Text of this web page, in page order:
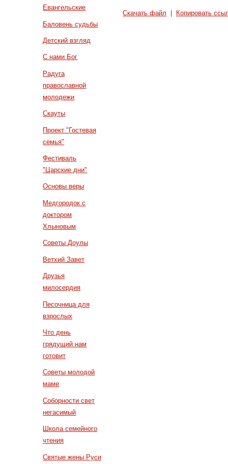
Евангельские
Баловень судьбы
Детский взгляд
С нами Бог
Радуга
православной
молодежи
Скауты
Проект "Гостевая
семья"
Фестиваль
"Царские дни"
Основы веры
Медгородок с
доктором
Хлыновым
Советы Доулы
Ветхий Завет
Друзья
милосердия
Песочница для
взрослых
Что день
грядущий нам
готовит
Советы молодой
маме
Соборности свет
негасимый
Школа семейного
чтения
Святые жены Руси
Скачать файл Копировать